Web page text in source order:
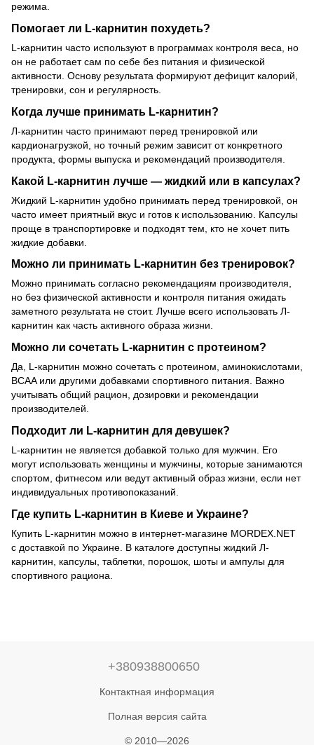
режима.
Помогает ли L-карнитин похудеть?
L-карнитин часто используют в программах контроля веса, но
он не работает сам по себе без питания и физической
активности. Основу результата формируют дефицит калорий,
тренировки, сон и регулярность.
Когда лучше принимать L-карнитин?
Л-карнитин часто принимают перед тренировкой или
кардионагрузкой, но точный режим зависит от конкретного
продукта, формы выпуска и рекомендаций производителя.
Какой L-карнитин лучше — жидкий или в капсулах?
Жидкий L-карнитин удобно принимать перед тренировкой, он
часто имеет приятный вкус и готов к использованию. Капсулы
проще в транспортировке и подходят тем, кто не хочет пить
жидкие добавки.
Можно ли принимать L-карнитин без тренировок?
Можно принимать согласно рекомендациям производителя,
но без физической активности и контроля питания ожидать
заметного результата не стоит. Лучше всего использовать Л-
карнитин как часть активного образа жизни.
Можно ли сочетать L-карнитин с протеином?
Да, L-карнитин можно сочетать с протеином, аминокислотами,
BCAA или другими добавками спортивного питания. Важно
учитывать общий рацион, дозировки и рекомендации
производителей.
Подходит ли L-карнитин для девушек?
L-карнитин не является добавкой только для мужчин. Его
могут использовать женщины и мужчины, которые занимаются
спортом, фитнесом или ведут активный образ жизни, если нет
индивидуальных противопоказаний.
Где купить L-карнитин в Киеве и Украине?
Купить L-карнитин можно в интернет-магазине MORDEX.NET
с доставкой по Украине. В каталоге доступны жидкий Л-
карнитин, капсулы, таблетки, порошок, шоты и ампулы для
спортивного рациона.
+380938800650
Контактная информация
Полная версия сайта
© 2010—2026